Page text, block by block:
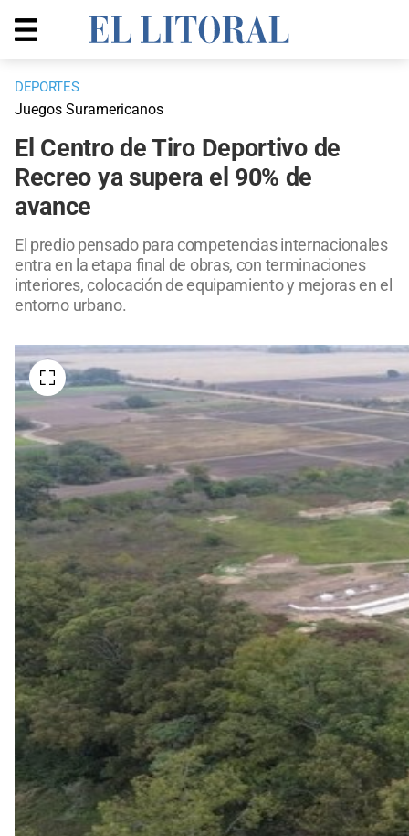
DEPORTES
Juegos Suramericanos
El Centro de Tiro Deportivo de
Recreo ya supera el 90% de
avance
El predio pensado para competencias internacionales
entra en la etapa final de obras, con terminaciones
interiores, colocación de equipamiento y mejoras en el
entorno urbano.